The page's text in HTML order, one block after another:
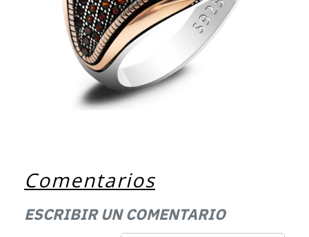
Comentarios
ESCRIBIR UN COMENTARIO